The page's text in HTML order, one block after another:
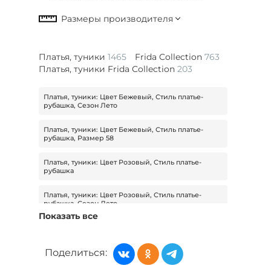
Платья, туники 1465 Frida Collection 763
Платья, туники Frida Collection 203
Платья, туники: Цвет Бежевый, Стиль платье-
рубашка, Сезон Лето
Платья, туники: Цвет Бежевый, Стиль платье-
рубашка, Размер 58
Платья, туники: Цвет Розовый, Стиль платье-
рубашка
Платья, туники: Цвет Розовый, Стиль платье-
рубашка, Сезон Лето
Платья, туники: Цвет Розовый, Стиль платье-
Показать все
Поделиться: